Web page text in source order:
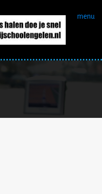
menu